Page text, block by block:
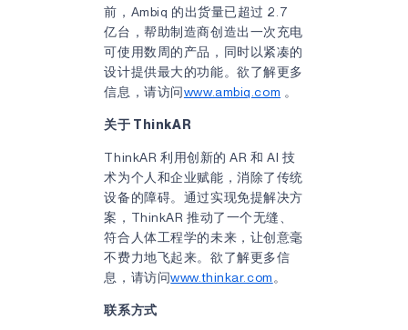
前，Ambiq 的出货量已超过 2.7
亿台，帮助制造商创造出一次充电
可使用数周的产品，同时以紧凑的
设计提供最大的功能。欲了解更多
信息，请访问www.ambiq.com 。
关于 ThinkAR
ThinkAR 利用创新的 AR 和 AI 技
术为个人和企业赋能，消除了传统
设备的障碍。通过实现免提解决方
案，ThinkAR 推动了一个无缝、
符合人体工程学的未来，让创意毫
不费力地飞起来。欲了解更多信
息，请访问www.thinkar.com 。
联系方式